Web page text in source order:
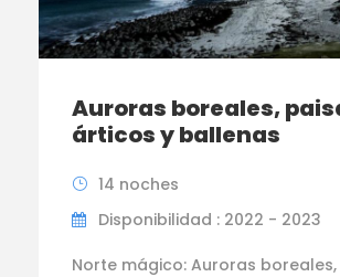
Auroras boreales,
árticos y ballenas
14 noches
Disponibilidad : 2022 - 2023
Norte mágico: Auroras